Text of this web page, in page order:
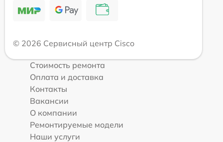
© 2026 Сервисный центр Cisco
Стоимость ремонта
Оплата и доставка
Контакты
Вакансии
О компании
Ремонтируемые модели
Наши услуги